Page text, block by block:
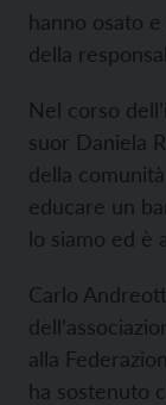
hanno osato
della
Nel corso
suor Daniela
della
educare un
lo siamo ed è
Carlo
alla
ha sostenuto